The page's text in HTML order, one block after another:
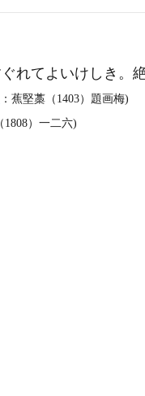
れてよいけしき。絶
：蕉堅藁（1403）題画梅)
）一二六)